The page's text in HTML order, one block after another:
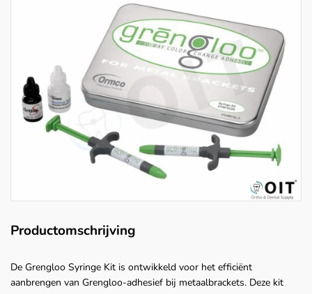
Productomschrijving
De Grengloo Syringe Kit is ontwikkeld voor het efficiënt
aanbrengen van Grengloo-adhesief bij metaalbrackets. Deze kit